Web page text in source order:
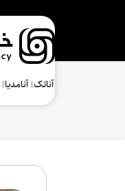
آناتک آنامدیا